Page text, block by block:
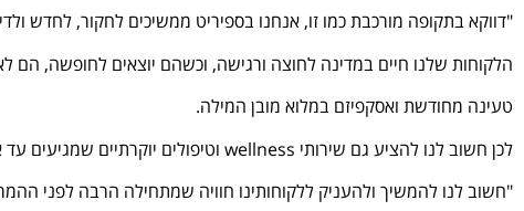
"דווקא בתקופה מורכבת כמו זו, אנחנו בספיריט ממשיכים לחקור, לחדש
הלקוחות שלנו חיים במדינה לחוצה ורגישה, וכשהם יוצאים לחופשה,
טעינה מחודשת ואסקפיזם במלוא מובן המילה.
לכן חשוב לנו להציע גם שירותי wellness וטיפולים יוקרתיים שמגיעים עד אליהם, בכל יעדבעולם.
"חשוב לנו להמשיך ולהעניק ללקוחותינו חוויה שמתחילה הרבה לפני